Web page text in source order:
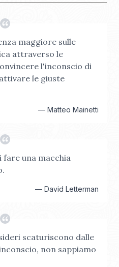
maggiore sulle
attraverso le
l'inconscio di
le giuste
— Matteo Mainetti
una macchia
— David Letterman
scaturiscono dalle
non sappiamo